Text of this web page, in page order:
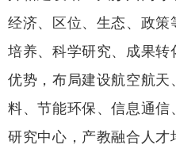
经济、区位、生态、政
培养、科学研究、成果
优势，布局建设航空航
料、节能环保、信息通
研究中心，产教融合人